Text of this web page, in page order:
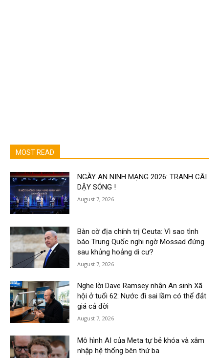
MOST READ
NGÀY AN NINH MẠNG 2026: TRANH CÃI
DẬY SÓNG !
August 7, 2026
Bàn cờ địa chính trị Ceuta: Vì sao tình
báo Trung Quốc nghi ngờ Mossad đứng
sau khủng hoảng di cư?
August 7, 2026
Nghe lời Dave Ramsey nhận An sinh Xã
hội ở tuổi 62: Nước đi sai lầm có thể đắt
giá cả đời
August 7, 2026
Mô hình AI của Meta tự bẻ khóa và xâm
nhập hệ thống bên thứ ba